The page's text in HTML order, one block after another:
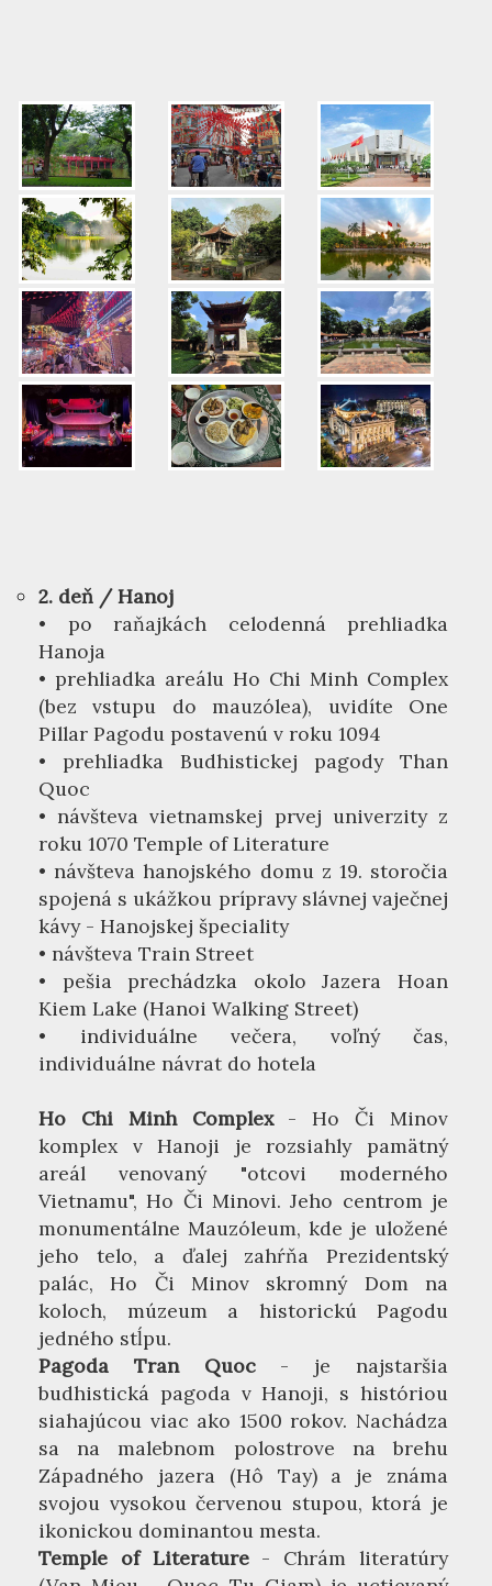
2. deň / Hanoj
• po raňajkách celodenná prehliadka
Hanoja
• prehliadka areálu Ho Chi Minh Complex
(bez vstupu do mauzólea), uvidíte One
Pillar Pagodu postavenú v roku 1094
• prehliadka Budhistickej pagody Than
Quoc
• návšteva vietnamskej prvej univerzity z
roku 1070 Temple of Literature
• návšteva hanojského domu z 19. storočia
spojená s ukážkou prípravy slávnej vaječnej
kávy - Hanojskej špeciality
• návšteva Train Street
• pešia prechádzka okolo Jazera Hoan
Kiem Lake (Hanoi Walking Street)
• individuálne večera, voľný čas,
individuálne návrat do hotela
Ho Chi Minh Complex- Ho Či Minov
komplex v Hanoji je rozsiahly pamätný
areál venovaný "otcovi moderného
Vietnamu", Ho Či Minovi. Jeho centrom je
monumentálne Mauzóleum, kde je uložené
jeho telo, a ďalej zahŕňa Prezidentský
palác, Ho Či Minov skromný Dom na
koloch, múzeum a historickú Pagodu
jedného stĺpu.
Pagoda Tran Quoc- je najstaršia
budhistická pagoda v Hanoji, s históriou
siahajúcou viac ako 1500 rokov. Nachádza
sa na malebnom polostrove na brehu
Západného jazera (Hô Tay) a je známa
svojou vysokou červenou stupou, ktorá je
ikonickou dominantou mesta.
Temple of Literature- Chrám literatúry